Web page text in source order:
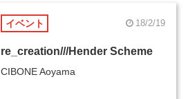
イベント 18/2/19
re_creation///Hender Scheme
CIBONE Aoyama